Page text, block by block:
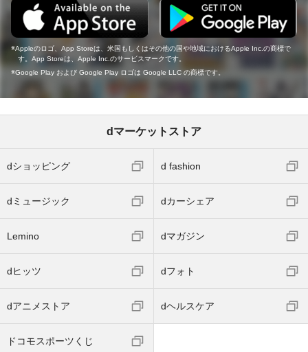
Appleのロゴ、App Storeは、米国もしくはその他の国や地域におけるApple Inc.の商標で
す。App Storeは、Apple Inc.のサービスマークです。
Google Play および Google Play ロゴは Google LLC の商標です。
dマーケットストア
dショッピング d fashion
dミュージック dカーシェア
Lemino dマガジン
dヒッツ dフォト
dアニメストア dヘルスケア
ドコモスポーツくじ